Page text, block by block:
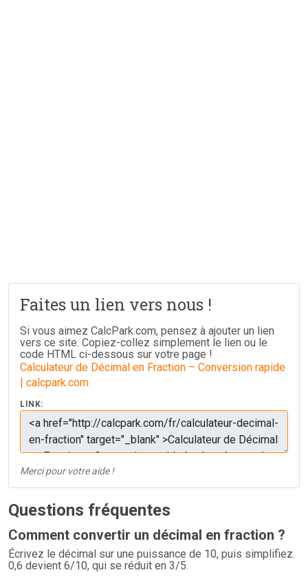
Faites un lien vers nous !
Si vous aimez CalcPark.com, pensez à ajouter un lien
vers ce site. Copiez-collez simplement le lien ou le
code HTML ci-dessous sur votre page !
Calculateur de Décimal en Fraction – Conversion rapide
| calcpark.com
LINK:
Merci pour votre aide !
Questions fréquentes
Comment convertir un décimal en fraction ?
Écrivez le décimal sur une puissance de 10, puis simplifiez.
0,6 devient 6/10, qui se réduit en 3/5.